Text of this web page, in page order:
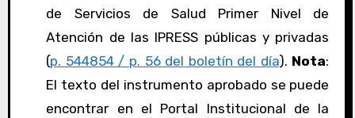
de Servicios de Salud Primer Nivel de
Atención de las IPRESS públicas y privadas
(p. 544854 / p. 56 del boletín del día). Nota:
El texto del instrumento aprobado se puede
encontrar en el Portal Institucional de la